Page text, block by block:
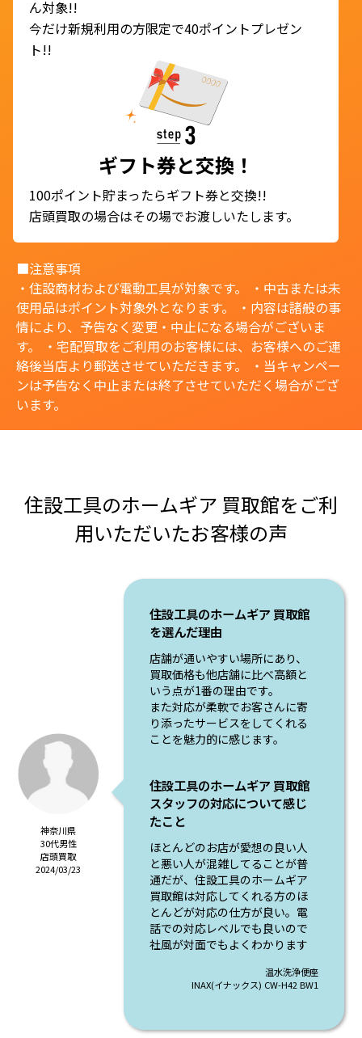
ん対象!!
今だけ新規利用の方限定で40ポイントプレゼン
ト!!
ギフト券と交換！
100ポイント貯まったらギフト券と交換!!
店頭買取の場合はその場でお渡しいたします。
■注意事項
・住設商材および電動工具が対象です。 ・中古または未
使用品はポイント対象外となります。 ・内容は諸般の事
情により、予告なく変更・中止になる場合がございま
す。 ・宅配買取をご利用のお客様には、お客様へのご連
絡後当店より郵送させていただきます。 ・当キャンペー
ンは予告なく中止または終了させていただく場合がござ
います。
住設工具のホームギア 買取館をご利
用いただいたお客様の声
神奈川県
30代男性
店頭買取
2024/03/23
住設工具のホームギア 買取館
を選んだ理由
店舗が通いやすい場所にあり、
買取価格も他店舗に比べ高額と
いう点が1番の理由です。
また対応が柔軟でお客さんに寄
り添ったサービスをしてくれる
ことを魅力的に感じます。
住設工具のホームギア 買取館
スタッフの対応について感じ
たこと
ほとんどのお店が愛想の良い人
と悪い人が混雑してることが普
通だが、住設工具のホームギア
買取館は対応してくれる方のほ
とんどが対応の仕方が良い。電
話での対応レベルでも良いので
社風が対面でもよくわかります
温水洗浄便座
INAX(イナックス) CW-H42 BW1